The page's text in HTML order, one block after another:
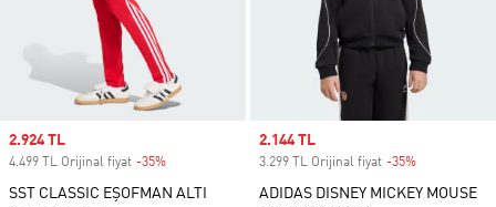
Sale price
2.924 TL
4.499 TL Orijinal fiyat -35%
SST CLASSIC EŞOFMAN ALTI
Sale price
2.144 TL
3.299 TL Orijinal fiyat -35%
ADIDAS DISNEY MICKEY MOUSE